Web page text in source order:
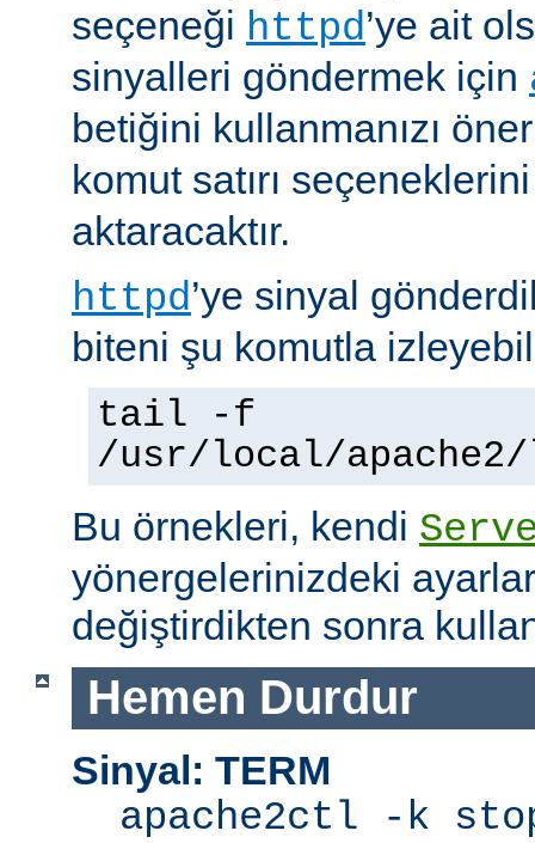
seçeneği httpd’ye ait
sinyalleri göndermek için
betiğini kullanmanızı
komut satırı
aktaracaktır.
httpd’ye sinyal
biteni şu komutla
tail -f
/usr/local/
Bu örnekleri, kendi
yönergelerinizdeki
değiştirdikten sonra
Hemen Durdur
Sinyal: TERM
apache2ctl -k